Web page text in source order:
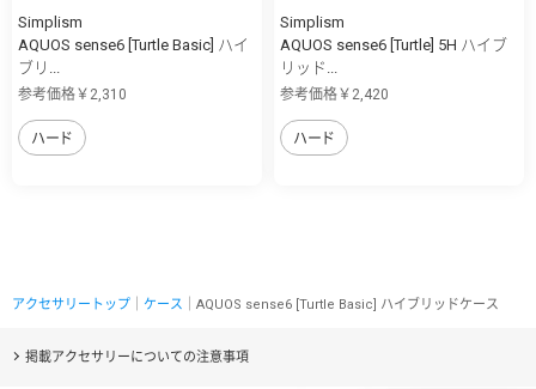
Simplism
AQUOS sense6 [Turtle Basic] ハイ
ブリ...
参考価格￥2,310
ハード
Simplism
AQUOS sense6 [Turtle] 5H ハイブ
リッド...
参考価格￥2,420
ハード
アクセサリートップ ケース ｜AQUOS sense6 [Turtle Basic] ハイブリッドケース
掲載アクセサリーについての注意事項